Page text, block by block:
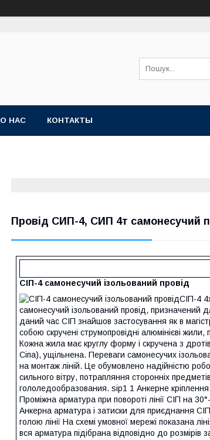
О НАС КОНТАКТЫ
Провід СИП-4, СИП 4т самонесучий
СІП-4 самонесучий ізольований провід
СІП-4
самонесучий ізольований провід, призначений
даний час СІП знайшов застосування як в
собою скручені струмопровідні алюмінієві жили,
Кожна жила має круглу форму і скручена з дротів
Сіпа), ущільнена. Переваги самонесучих
на монтаж ліній. Це обумовлено надійністю
сильного вітру, потрапляння сторонніх
гололедообразования. sip1 1 Анкерне
Проміжна арматура при повороті лінії СІП на
Анкерна арматура і затиски для приєднання
голою лінії На схемі умовної мережі показана
вся арматура підібрана відповідно до